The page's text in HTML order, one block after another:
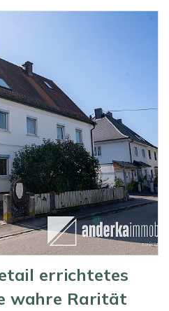
errichtetes
wahre Rarität